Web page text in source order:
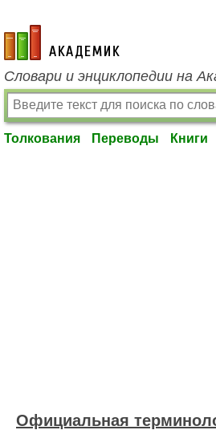
academic.ru
Словари и энциклопедии на
Толкования Переводы Книги
Официальная